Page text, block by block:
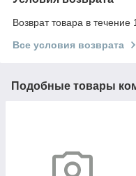
Возврат товара в
Все условия возврата
Подобные товары